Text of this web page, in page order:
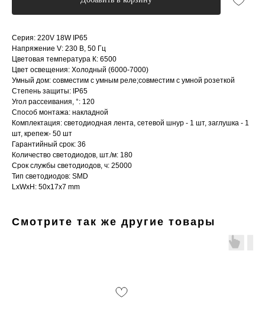
Серия: 220V 18W IP65
Напряжение V: 230 В, 50 Гц
Цветовая температура К: 6500
Цвет освещения: Холодный (6000-7000)
Умный дом: совместим с умным реле;совместим с умной розеткой
Степень защиты: IP65
Угол рассеивания, °: 120
Способ монтажа: накладной
Комплектация: светодиодная лента, сетевой шнур - 1 шт, заглушка - 1
шт, крепеж- 50 шт
Гарантийный срок: 36
Количество светодиодов, шт./м: 180
Срок службы светодиодов, ч: 25000
Тип светодиодов: SMD
LxWxH: 50x17x7 mm
Смотрите так же другие товары